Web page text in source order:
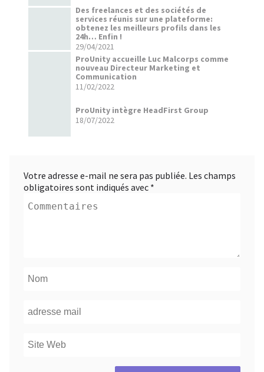
Des freelances et des sociétés de
services réunis sur une plateforme:
obtenez les meilleurs profils dans les
24h… Enfin !
29/04/2021
ProUnity accueille Luc Malcorps comme
nouveau Directeur Marketing et
Communication
11/02/2022
ProUnity intègre HeadFirst Group
18/07/2022
Votre adresse e-mail ne sera pas publiée. Les champs
obligatoires sont indiqués avec *